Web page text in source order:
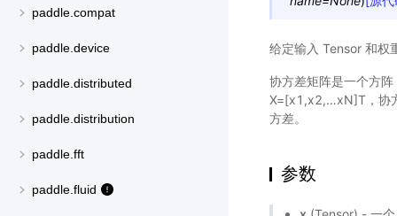
paddle.compat
paddle.device
paddle.distributed
paddle.distribution
paddle.fft
paddle.fluid
给定输入 Tensor 和权
协方差矩阵是一个方
X=[x1,x2,…xN]T，协
方差。
参数